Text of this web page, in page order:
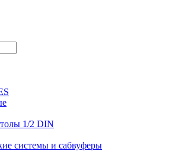
1/2 DIN
системы и сабвуферы